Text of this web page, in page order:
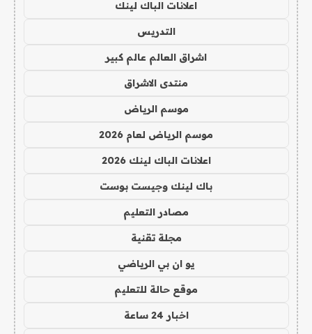
اعلانات الباك لينك
التدريس
اشراق العالم عالم كبير
منتدى الاشراق
موسم الرياض
موسم الرياض لعام 2026
اعلانات الباك لينك 2026
باك لينك وجيست بوست
مصادر التعليم
مجلة تقنية
يو ان بي الرياضي
موقع حالة للتعليم
اخبار 24 ساعة